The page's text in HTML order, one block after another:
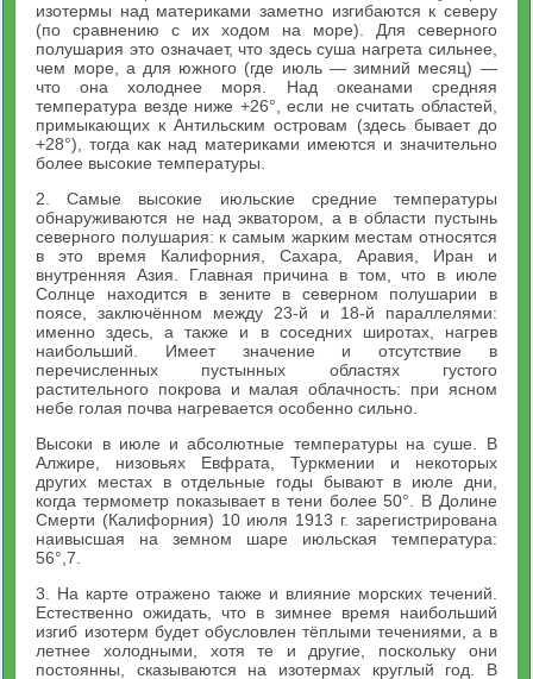
изотермы над материками заметно изгибаются к северу
(по сравнению с их ходом на море). Для северного
полушария это означает, что здесь суша нагрета сильнее,
чем море, а для южного (где июль — зимний месяц) —
что она холоднее моря. Над океанами средняя
температура везде ниже +26°, если не считать областей,
примыкающих к Антильским островам (здесь бывает до
+28°), тогда как над материками имеются и значительно
более высокие температуры.
2. Самые высокие июльские средние температуры
обнаруживаются не над экватором, а в области пустынь
северного полушария: к самым жарким местам относятся
в это время Калифорния, Сахара, Аравия, Иран и
внутренняя Азия. Главная причина в том, что в июле
Солнце находится в зените в северном полушарии в
поясе, заключённом между 23-й и 18-й параллелями:
именно здесь, а также и в соседних широтах, нагрев
наибольший. Имеет значение и отсутствие в
перечисленных пустынных областях густого
растительного покрова и малая облачность: при ясном
небе голая почва нагревается особенно сильно.
Высоки в июле и абсолютные температуры на суше. В
Алжире, низовьях Евфрата, Туркмении и некоторых
других местах в отдельные годы бывают в июле дни,
когда термометр показывает в тени более 50°. В Долине
Смерти (Калифорния) 10 июля 1913 г. зарегистрирована
наивысшая на земном шаре июльская температура:
56°,7.
3. На карте отражено также и влияние морских течений.
Естественно ожидать, что в зимнее время наибольший
изгиб изотерм будет обусловлен тёплыми течениями, а в
летнее холодными, хотя те и другие, поскольку они
постоянны, сказываются на изотермах круглый год. В